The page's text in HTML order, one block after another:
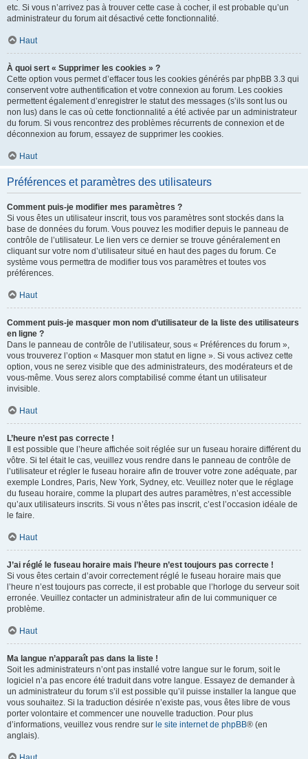
etc. Si vous n’arrivez pas à trouver cette case à cocher, il est probable qu’un
administrateur du forum ait désactivé cette fonctionnalité.
Haut
À quoi sert « Supprimer les cookies » ?
Cette option vous permet d’effacer tous les cookies générés par phpBB 3.3 qui
conservent votre authentification et votre connexion au forum. Les cookies
permettent également d’enregistrer le statut des messages (s’ils sont lus ou
non lus) dans le cas où cette fonctionnalité a été activée par un administrateur
du forum. Si vous rencontrez des problèmes récurrents de connexion et de
déconnexion au forum, essayez de supprimer les cookies.
Haut
Préférences et paramètres des utilisateurs
Comment puis-je modifier mes paramètres ?
Si vous êtes un utilisateur inscrit, tous vos paramètres sont stockés dans la
base de données du forum. Vous pouvez les modifier depuis le panneau de
contrôle de l’utilisateur. Le lien vers ce dernier se trouve généralement en
cliquant sur votre nom d’utilisateur situé en haut des pages du forum. Ce
système vous permettra de modifier tous vos paramètres et toutes vos
préférences.
Haut
Comment puis-je masquer mon nom d’utilisateur de la liste des utilisateurs
en ligne ?
Dans le panneau de contrôle de l’utilisateur, sous « Préférences du forum »,
vous trouverez l’option « Masquer mon statut en ligne ». Si vous activez cette
option, vous ne serez visible que des administrateurs, des modérateurs et de
vous-même. Vous serez alors comptabilisé comme étant un utilisateur
invisible.
Haut
L’heure n’est pas correcte !
Il est possible que l’heure affichée soit réglée sur un fuseau horaire différent du
vôtre. Si tel était le cas, veuillez vous rendre dans le panneau de contrôle de
l’utilisateur et régler le fuseau horaire afin de trouver votre zone adéquate, par
exemple Londres, Paris, New York, Sydney, etc. Veuillez noter que le réglage
du fuseau horaire, comme la plupart des autres paramètres, n’est accessible
qu’aux utilisateurs inscrits. Si vous n’êtes pas inscrit, c’est l’occasion idéale de
le faire.
Haut
J’ai réglé le fuseau horaire mais l’heure n’est toujours pas correcte !
Si vous êtes certain d’avoir correctement réglé le fuseau horaire mais que
l’heure n’est toujours pas correcte, il est probable que l’horloge du serveur soit
erronée. Veuillez contacter un administrateur afin de lui communiquer ce
problème.
Haut
Ma langue n’apparaît pas dans la liste !
Soit les administrateurs n’ont pas installé votre langue sur le forum, soit le
logiciel n’a pas encore été traduit dans votre langue. Essayez de demander à
un administrateur du forum s’il est possible qu’il puisse installer la langue que
vous souhaitez. Si la traduction désirée n’existe pas, vous êtes libre de vous
porter volontaire et commencer une nouvelle traduction. Pour plus
d’informations, veuillez vous rendre sur le site internet de phpBB® (en
anglais).